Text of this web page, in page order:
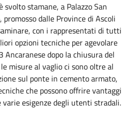
svolto stamane, a Palazzo San
dalle Province di Ascoli
con i rappresentati di tutti
opzioni tecniche per agevolare
Ancaranese dopo la chiusura del
misure al vaglio ci sono oltre al
sul ponte in cemento armato,
che possono offrire vantaggi
esigenze degli utenti stradali.